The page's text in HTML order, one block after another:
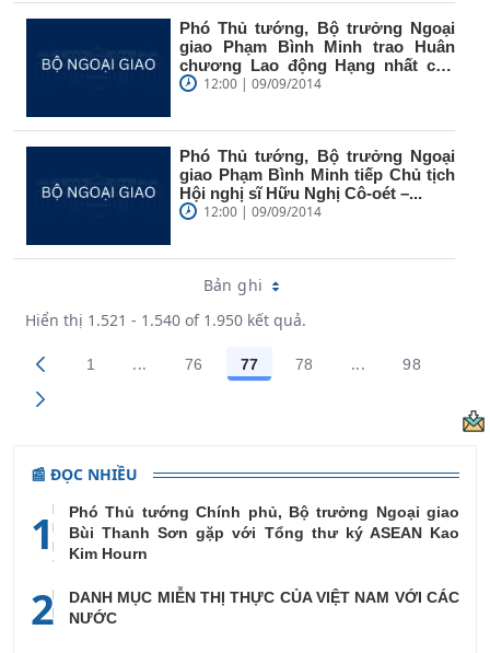
Phó Thủ tướng, Bộ trưởng Ngoại
giao Phạm Bình Minh trao Huân
chương Lao động Hạng nhất cho
Vụ ASEAN
12:00 | 09/09/2014
Phó Thủ tướng, Bộ trưởng Ngoại
giao Phạm Bình Minh tiếp Chủ tịch
Hội nghị sĩ Hữu Nghị Cô-oét –...
12:00 | 09/09/2014
Bản ghi
Hiển thị 1.521 - 1.540 of 1.950 kết quả.
Các trang trên cổng
1 ...Trang trung gian Use TAB to navigate.
Các trang trên cổng
76 Các trang trên cổng
77 Các trang trên cổng
78 ...Trang trung
Các
98
📰 ĐỌC NHIỀU
1
Phó Thủ tướng Chính phủ, Bộ trưởng Ngoại giao
Bùi Thanh Sơn gặp với Tổng thư ký ASEAN Kao
Kim Hourn
2
DANH MỤC MIỄN THỊ THỰC CỦA VIỆT NAM VỚI CÁC
NƯỚC